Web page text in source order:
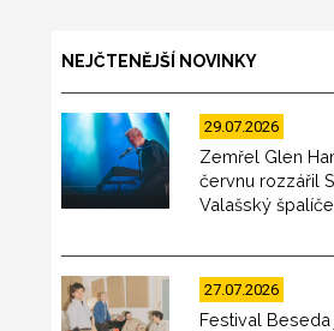
NEJČTENĚJŠÍ NOVINKY
29.07.2026
Zemřel Glen
červnu rozzářil
Valašský
27.07.2026
Festival